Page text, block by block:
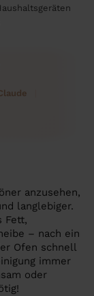
anzusehen,
langlebiger.
Fett,
– nach ein
Ofen schnell
immer
oder